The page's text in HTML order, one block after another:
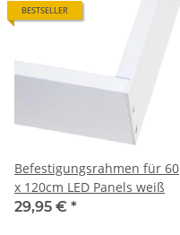
BESTSELLER
Befestigungsrahmen für 60
x 120cm LED Panels weiß
29,95 € *